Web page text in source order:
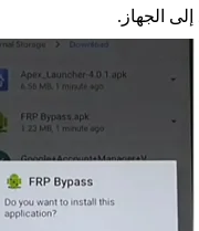
الجهاز.